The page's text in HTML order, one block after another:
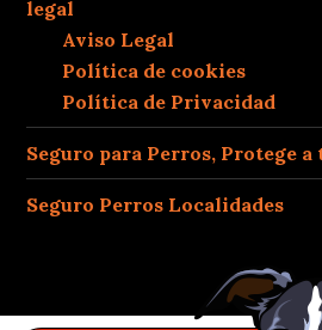
legal
Aviso Legal
Política de cookies
Política de Privacidad
Seguro para Perros, Protege a
Seguro Perros Localidades